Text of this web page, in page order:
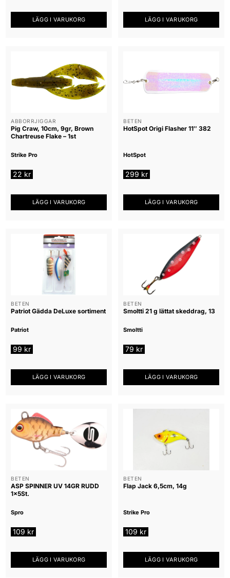
LÄGG I VARUKORG LÄGG I VARUKORG
ABBORRJIGGAR
Pig Craw, 10cm, 9gr, Brown
Chartreuse Flake – 1st
Strike Pro
22 kr
LÄGG I VARUKORG
BETEN
HotSpot Origi Flasher 11″ 382
HotSpot
299 kr
LÄGG I VARUKORG
BETEN
Patriot Gädda DeLuxe sortiment
Patriot
99 kr
LÄGG I VARUKORG
BETEN
Smoltti 21 g lättat skeddrag, 13
Smoltti
79 kr
LÄGG I VARUKORG
BETEN
ASP SPINNER UV 14GR RUDD
1x5St.
Spro
109 kr
LÄGG I VARUKORG
BETEN
Flap Jack 6,5cm, 14g
Strike Pro
109 kr
LÄGG I VARUKORG